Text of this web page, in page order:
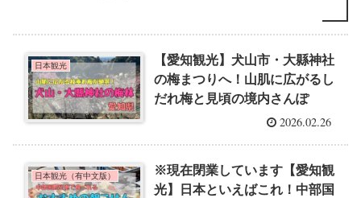
日本観光
【愛知観光】犬山市・大縣神社
の梅まつりへ！山肌に広がるし
だれ梅と見頃の境内さんぽ
2026.02.26
日本観光（有中文版）
※現在閉業しています【愛知観
光】日本といえばこれ！中部国